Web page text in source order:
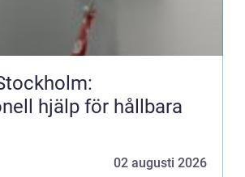
hjälp för hållbara
02 augusti 2026